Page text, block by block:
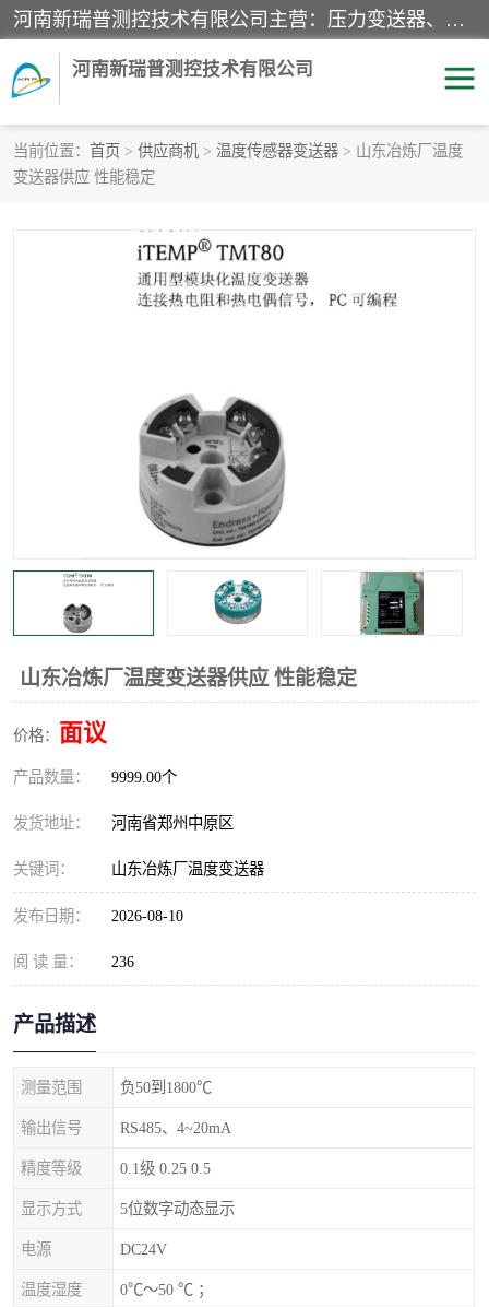
河南新瑞普测控技术有限公司主营：压力变送器、液位变送器、差压变送器、雷达料位计、电容物位计、温度显示控制仪表、电量变送器、流量计、工业自动化系统成套设备。
河南新瑞普测控技术有限公司
当前位置： 首页 > 供应商机 > 温度传感器变送器 > 山东冶炼厂温度
变送器供应 性能稳定
山东冶炼厂温度变送器供应 性能稳定
价格： 面议
产品数量： 9999.00个
发货地址： 河南省郑州中原区
关键词： 山东冶炼厂温度变送器
发布日期： 2026-08-10
阅 读 量： 236
产品描述
测量范围 负50到1800℃
输出信号 RS485、4~20mA
精度等级 0.1级 0.25 0.5
显示方式 5位数字动态显示
电源 DC24V
温度湿度 0℃～50 ℃ ；
霍尼韦尔压力变送器
1151/3351产品分类 精巧型压力变送器
雷达料位计
电容物位计
温度显示控制仪表 电量变送器